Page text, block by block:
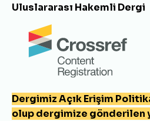
Uluslararası Hakemli Dergi
Dergimiz Açık Erişim
olup dergimize gönderilen